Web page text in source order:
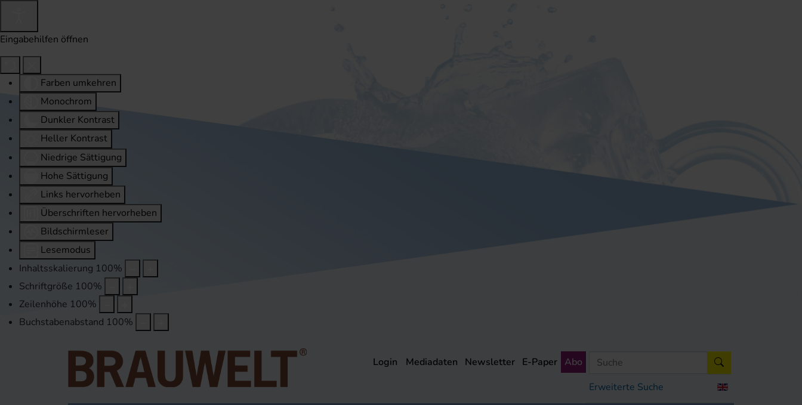
Eingabehilfen öffnen
Farben umkehren
Monochrom
Dunkler Kontrast
Heller Kontrast
Niedrige Sättigung
Hohe Sättigung
Links hervorheben
Überschriften hervorheben
Bildschirmleser
Lesemodus
Inhaltsskalierung 100%
Schriftgröße 100%
Zeilenhöhe 100%
Buchstabenabstand 100%
Erweiterte Suche
Login Mediadaten Newsletter E-Paper Abo